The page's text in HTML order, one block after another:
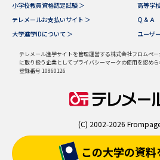
この大学の資料
小学校教員資格認定試験 ＞
高等学
テレメールお支払いサイト ＞
Ｑ＆Ａ
大学進学IDについて ＞
ユーザ
テレメール進学サイトを管理運営する株式会社フロムペ
に取り扱う企業としてプライバシーマークの使用を認めら
登録番号 10860126
(C) 2002-2026